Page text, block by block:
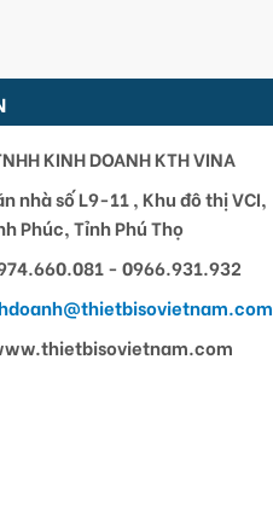
KINH DOANH KTH VINA
nhà số L9-11 , Khu đô thị VCI,
Phúc, Tỉnh Phú Thọ
- 0966.931.932